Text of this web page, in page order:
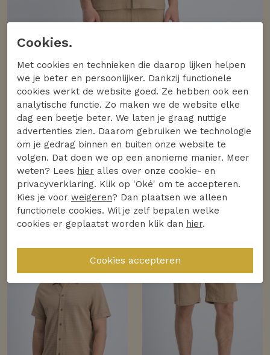
Cookies.
Met cookies en technieken die daarop lijken helpen
we je beter en persoonlijker. Dankzij functionele
cookies werkt de website goed. Ze hebben ook een
analytische functie. Zo maken we de website elke
dag een beetje beter. We laten je graag nuttige
advertenties zien. Daarom gebruiken we technologie
om je gedrag binnen en buiten onze website te
volgen. Dat doen we op een anonieme manier. Meer
weten? Lees hier alles over onze cookie- en
privacyverklaring. Klik op 'Oké' om te accepteren.
Kies je voor weigeren? Dan plaatsen we alleen
functionele cookies. Wil je zelf bepalen welke
cookies er geplaatst worden klik dan hier.